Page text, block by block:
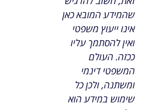
שהמידע המובא כאן
אינו ייעוץ משפטי
ואין להסתמך עליו
ככזה. העולם
המשפטי דינמי
ומשתנה, ולכן כל
שימוש במידע הוא